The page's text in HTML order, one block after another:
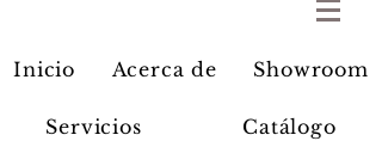
Inicio Acerca de Showroom
Servicios Catálogo